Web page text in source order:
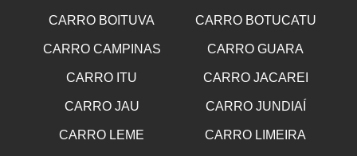
CARRO BOITUVA CARRO BOTUCATU
CARRO CAMPINAS CARRO GUARA
CARRO ITU CARRO JACAREI
CARRO JAU CARRO JUNDIAÍ
CARRO LEME CARRO LIMEIRA